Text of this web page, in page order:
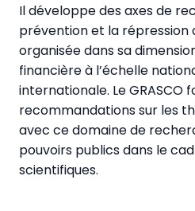
Il développe des axes de
prévention et la répression
organisée dans sa
financière à l’échelle
internationale. Le GRASCO
recommandations sur les
avec ce domaine de
pouvoirs publics dans le
scientifiques.